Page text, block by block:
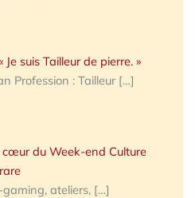
Je suis Tailleur de pierre. »
Profession : Tailleur […]
cœur du Week-end Culture
gaming, ateliers, […]